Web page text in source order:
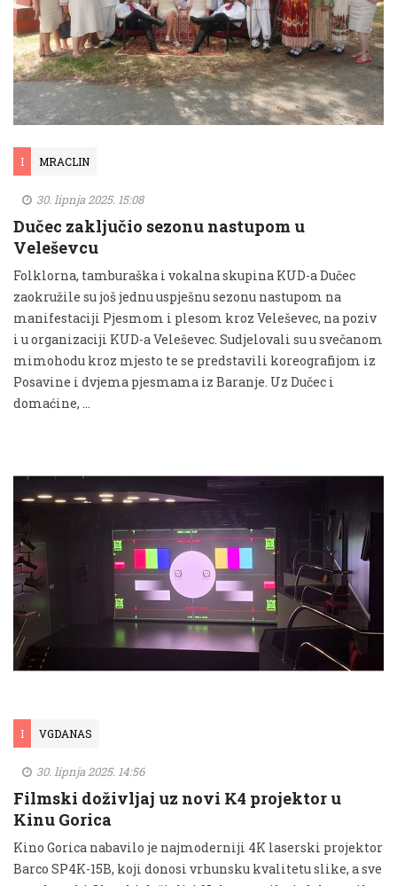
I MRACLIN
30. lipnja 2025. 15:08
Dučec zaključio sezonu nastupom u
Veleševcu
Folklorna, tamburaška i vokalna skupina KUD-a Dučec
zaokružile su još jednu uspješnu sezonu nastupom na
manifestaciji Pjesmom i plesom kroz Veleševec, na poziv
i u organizaciji KUD-a Veleševec. Sudjelovali su u svečanom
mimohodu kroz mjesto te se predstavili koreografijom iz
Posavine i dvjema pjesmama iz Baranje. Uz Dučec i
domaćine, …
I VGDANAS
30. lipnja 2025. 14:56
Filmski doživljaj uz novi K4 projektor u
Kinu Gorica
Kino Gorica nabavilo je najmoderniji 4K laserski projektor
Barco SP4K-15B, koji donosi vrhunsku kvalitetu slike, a sve